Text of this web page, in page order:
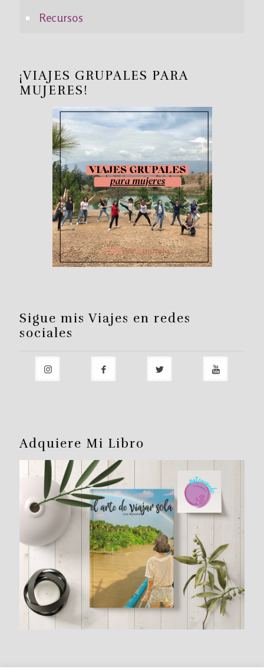
Recursos
¡VIAJES GRUPALES PARA
MUJERES!
Sigue mis Viajes en redes
sociales
Adquiere Mi Libro